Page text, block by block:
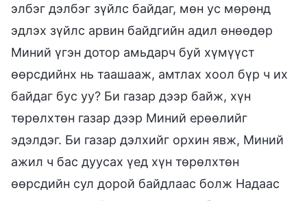
элбэг дэлбэг зүйлс байдаг, мөн ус мөрөнд
эдлэх зүйлс арвин байдгийн адил өнөөдөр
Миний үгэн дотор амьдарч буй хүмүүст
өөрсдийнх нь таашааж, амтлах хоол бүр ч их
байдаг бус уу? Би газар дээр байж, хүн
төрөлхтөн газар дээр Миний ерөөлийг
эдэлдэг. Би газар дэлхийг орхин явж, Миний
ажил ч бас дуусах үед хүн төрөлхтөн
өөрсдийн сул дорой байдлаас болж Надаас